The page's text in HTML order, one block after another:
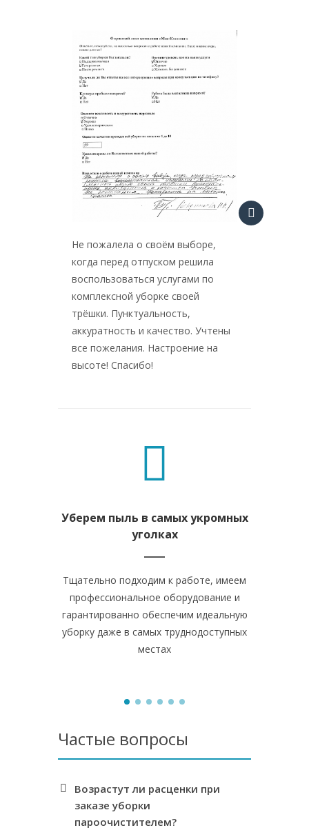
Не пожалела о своём выборе,
когда перед отпуском решила
воспользоваться услугами по
комплексной уборке своей
трёшки. Пунктуальность,
аккуратность и качество. Учтены
все пожелания. Настроение на
высоте! Спасибо!
Уберем пыль в самых укромных
уголках
Тщательно подходим к работе, имеем
профессиональное оборудование и
гарантированно обеспечим идеальную
уборку даже в самых труднодоступных
местах
Частые вопросы
Возрастут ли расценки при
заказе уборки
пароочистителем?